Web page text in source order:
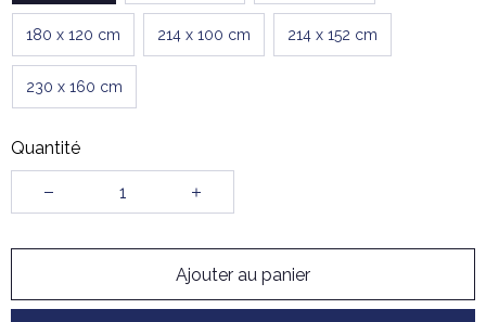
180 x 120 cm 214 x 100 cm 214 x 152 cm
230 x 160 cm
Quantité
Ajouter au panier